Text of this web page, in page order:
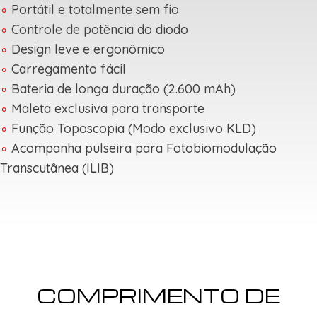
∘ Portátil e totalmente sem fio
∘ Controle de potência do diodo
∘ Design leve e ergonômico
∘ Carregamento fácil
∘ Bateria de longa duração (2.600 mAh)
∘ Maleta exclusiva para transporte
∘ Função Toposcopia (Modo exclusivo KLD)
∘ Acompanha pulseira para Fotobiomodulação
Transcutânea (ILIB)
COMPRIMENTO DE